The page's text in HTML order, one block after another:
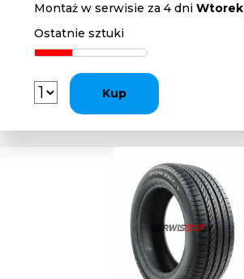
Montaż w serwisie za 4 dniWtorek
Ostatnie sztuki
Kup